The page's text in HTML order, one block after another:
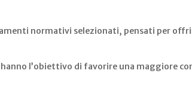
normativi selezionati, pensati per
l’obiettivo di favorire una maggiore